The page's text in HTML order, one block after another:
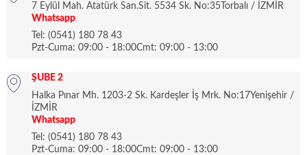
7 Eylül Mah. Atatürk San.Sit. 5534 Sk. No:35Torbalı / İZMİR
Whatsapp
Tel: (0541) 180 78 43
Pzt-Cuma: 09:00 - 18:00Cmt: 09:00 - 13:00
ŞUBE 2
Halka Pınar Mh. 1203-2 Sk. Kardeşler İş Mrk. No:17Yenişehir /
İZMİR
Whatsapp
Tel: (0541) 180 78 43
Pzt-Cuma: 09:00 - 18:00Cmt: 09:00 - 13:00